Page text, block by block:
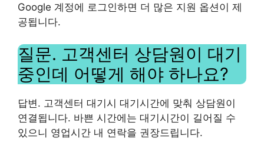
Google 계정에 로그인하면 더 많은 지원 옵션이 제
공됩니다.
질문. 고객센터 상담원이 대기
중인데 어떻게 해야 하나요?
답변. 고객센터 대기시 대기시간에 맞춰 상담원이
연결됩니다. 바쁜 시간에는 대기시간이 길어질 수
있으니 영업시간 내 연락을 권장드립니다.